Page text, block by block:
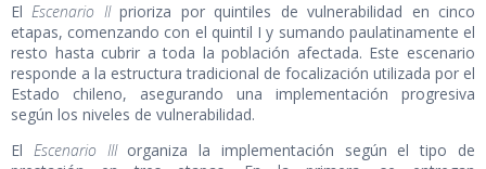
ElEscenario IIprioriza por quintiles de vulnerabilidad en cinco
etapas, comenzando con el quintil I y sumando paulatinamente el
resto hasta cubrir a toda la población afectada. Este escenario
responde a la estructura tradicional de focalización utilizada por el
Estado chileno, asegurando una implementación progresiva
según los niveles de vulnerabilidad.
El Escenario IIIorganiza la implementación según el tipo de